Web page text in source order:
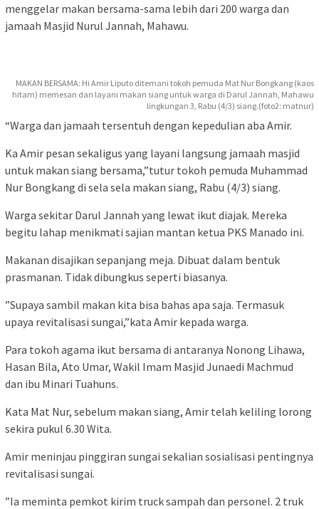
menggelar makan bersama-sama lebih dari 200 warga dan
jamaah Masjid Nurul Jannah, Mahawu.
MAKAN BERSAMA: Hi Amir Liputo ditemani tokoh pemuda Mat Nur Bongkang (kaos
hitam) memesan dan layani makan siang untuk warga di Darul Jannah, Mahawu
lingkungan 3, Rabu (4/3) siang.(foto2: matnur)
“Warga dan jamaah tersentuh dengan kepedulian aba Amir.
Ka Amir pesan sekaligus yang layani langsung jamaah masjid
untuk makan siang bersama,”tutur tokoh pemuda Muhammad
Nur Bongkang di sela sela makan siang, Rabu (4/3) siang.
Warga sekitar Darul Jannah yang lewat ikut diajak. Mereka
begitu lahap menikmati sajian mantan ketua PKS Manado ini.
Makanan disajikan sepanjang meja. Dibuat dalam bentuk
prasmanan. Tidak dibungkus seperti biasanya.
”Supaya sambil makan kita bisa bahas apa saja. Termasuk
upaya revitalisasi sungai,”kata Amir kepada warga.
Para tokoh agama ikut bersama di antaranya Nonong Lihawa,
Hasan Bila, Ato Umar, Wakil Imam Masjid Junaedi Machmud
dan ibu Minari Tuahuns.
Kata Mat Nur, sebelum makan siang, Amir telah keliling lorong
sekira pukul 6.30 Wita.
Amir meninjau pinggiran sungai sekalian sosialisasi pentingnya
revitalisasi sungai.
”Ia meminta pemkot kirim truck sampah dan personel. 2 truk